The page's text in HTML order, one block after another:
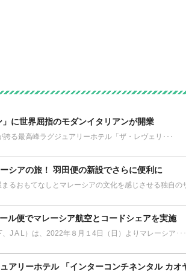
」に世界屈指のモダンイタリアンが開業
る最高峰ラグジュアリーホテル「ザ・レヴェリ･･･
シアの旅！ 羽田便の新設でさらに便利に
るおもてなしとマレーシアの文化を感じさせる独自の
ル便でマレーシア航空とコードシェアを実施
J A L）は、2022年８月１4日（日）よりマレーシア･･･
アリーホテル 「インターコンチネンタル カオ